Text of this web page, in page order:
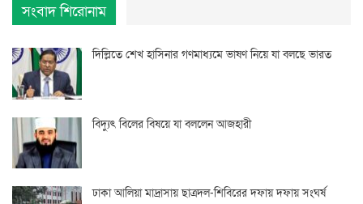
সংবাদ শিরোনাম
দিল্লিতে শেখ হাসিনার গণমাধ্যমে ভাষণ নিয়ে যা বলছে ভারত
বিদ্যুৎ বিলের বিষয়ে যা বললেন আজহারী
ঢাকা আলিয়া মাদ্রাসায় ছাত্রদল-শিবিরের দফায় দফায় সংঘর্ষ